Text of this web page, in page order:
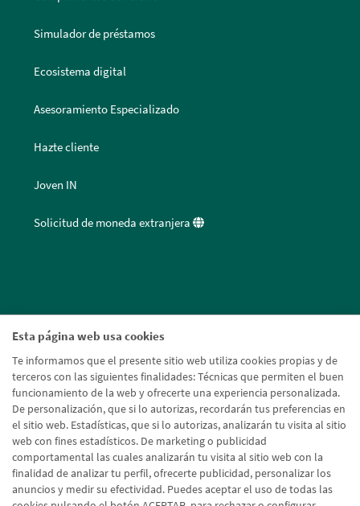
Esta página web usa cookies
Te informamos que el presente sitio web utiliza cookies propias y de
terceros con las siguientes finalidades: Técnicas que permiten el buen
funcionamiento de la web y ofrecerte una experiencia personalizada.
De personalización, que si lo autorizas, recordarán tus preferencias en
el sitio web. Estadísticas, que si lo autorizas, analizarán tu visita al sitio
web con fines estadísticos. De marketing o publicidad
comportamental las cuales analizarán tu visita al sitio web con la
finalidad de analizar tu perfil, ofrecerte publicidad, personalizar los
anuncios y medir su efectividad. Puedes aceptar el uso de todas las
Simulador de préstamos
Ecosistema digital
Asesoramiento Especializado
Hazte cliente
Joven IN
Solicitud de moneda extranjera